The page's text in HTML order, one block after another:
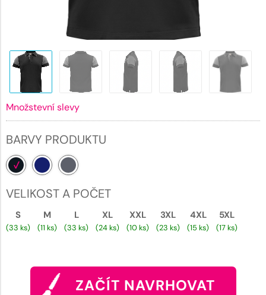
Množstevní slevy
BARVY PRODUKTU
VELIKOST A POČET
S
(33 ks)
M
(11 ks)
L
(33 ks)
XL
(24 ks)
XXL
(10 ks)
3XL
(23 ks)
4XL
(15 ks)
5XL
(17 ks)
ZAČÍT NAVRHOVAT